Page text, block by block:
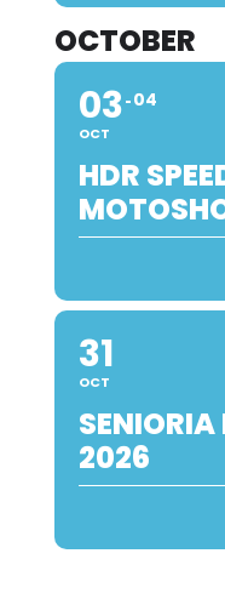
OCTOBER
03
OCT
04
HDR
31
OCT
2026